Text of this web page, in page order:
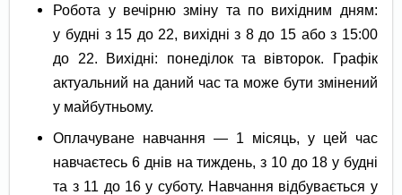
Робота у вечірню зміну та по вихідним дням:
у будні з 15 до 22, вихідні з 8 до 15 або з 15:00
до 22. Вихідні: понеділок та вівторок. Графік
актуальний на даний час та може бути змінений
у майбутньому.
Оплачуване навчання — 1 місяць, у цей час
навчаєтесь 6 днів на тиждень, з 10 до 18 у будні
та з 11 до 16 у суботу. Навчання відбувається у